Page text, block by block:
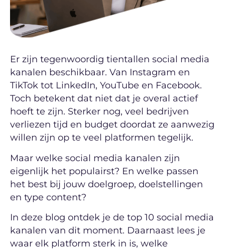
Er zijn tegenwoordig tientallen social media
kanalen beschikbaar. Van Instagram en
TikTok tot LinkedIn, YouTube en Facebook.
Toch betekent dat niet dat je overal actief
hoeft te zijn. Sterker nog, veel bedrijven
verliezen tijd en budget doordat ze aanwezig
willen zijn op te veel platformen tegelijk.
Maar welke social media kanalen zijn
eigenlijk het populairst? En welke passen
het best bij jouw doelgroep, doelstellingen
en type content?
In deze blog ontdek je de top 10 social media
kanalen van dit moment. Daarnaast lees je
waar elk platform sterk in is, welke